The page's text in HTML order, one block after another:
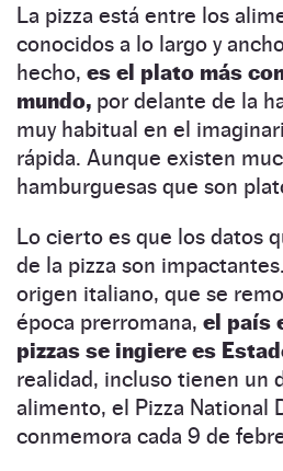
La pizza está entre los
conocidos a lo largo y
hecho, es el plato más
mundo, por delante de la
muy habitual en el
rápida. Aunque existen
hamburguesas que son
Lo cierto es que los datos
de la pizza son
origen italiano, que se
época prerromana, el país
pizzas se ingiere es
realidad, incluso tienen un
alimento, el Pizza National
conmemora cada 9 de